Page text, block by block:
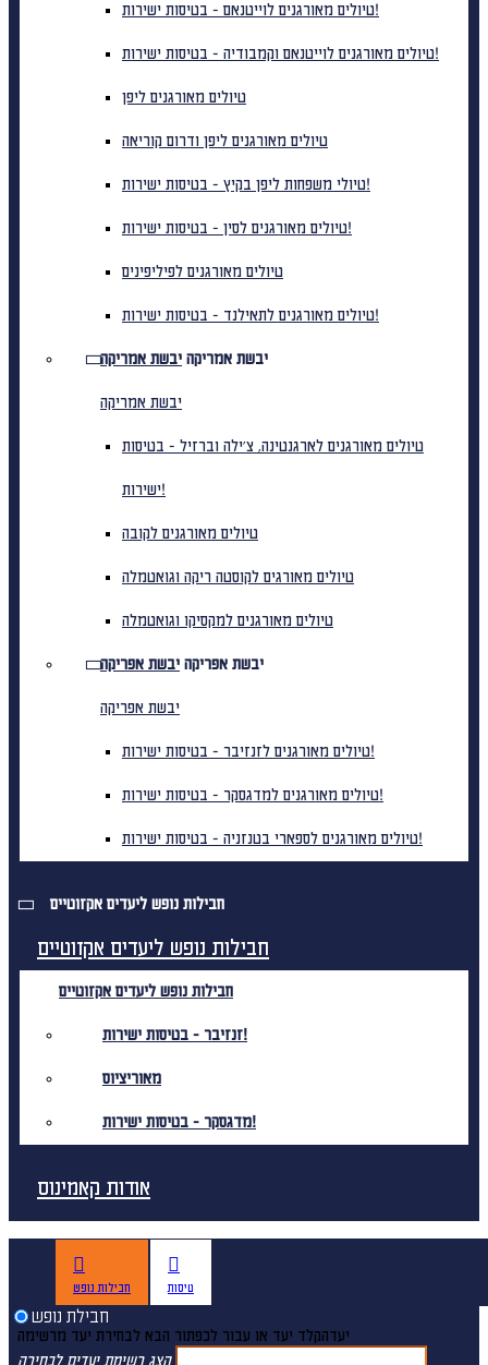
טיולים מאורגנים לוייטנאם - בטיסות ישירות!
טיולים מאורגנים לוייטנאם וקמבודיה - בטיסות ישירות!
טיולים מאורגנים ליפן
טיולים מאורגנים ליפן ודרום קוריאה
טיולי משפחות ליפן בקיץ - בטיסות ישירות!
טיולים מאורגנים לסין - בטיסות ישירות!
טיולים מאורגנים לפיליפינים
טיולים מאורגנים לתאילנד - בטיסות ישירות!
יבשת אמריקה יבשת אמריקה
יבשת אמריקה
טיולים מאורגנים לארגנטינה, צ'ילה וברזיל - בטיסות
ישירות!
טיולים מאורגנים לקובה
טיולים מאורגים לקוסטה ריקה וגואטמלה
טיולים מאורגנים למקסיקו וגואטמלה
יבשת אפריקה יבשת אפריקה
יבשת אפריקה
טיולים מאורגנים לזנזיבר - בטיסות ישירות!
טיולים מאורגנים למדגסקר - בטיסות ישירות!
טיולים מאורגנים לספארי בטנזניה - בטיסות ישירות!
חבילות נופש ליעדים אקזוטיים
חבילות נופש ליעדים אקזוטיים
חבילות נופש ליעדים אקזוטיים
זנזיבר - בטיסות ישירות!
מאוריציוס
מדגסקר - בטיסות ישירות!
אודות קאמינוס
חבילות נופש טיסות
חבילת נופש
יעדהקלד יעד או עבור לכפתור הבא לבחירת יעד מרשימה
הצג רשימת יעדים לבחירה